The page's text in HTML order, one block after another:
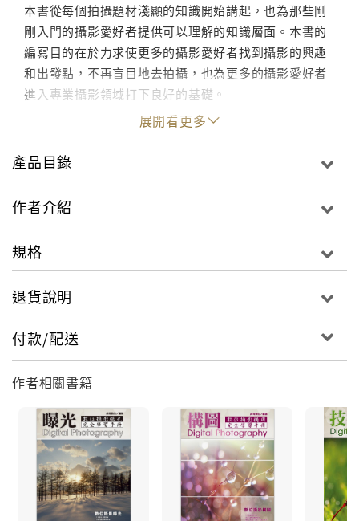
本書從每個拍攝題材淺顯的知識開始講起，也為那些剛
剛入門的攝影愛好者提供可以理解的知識層面。本書的
編寫目的在於力求使更多的攝影愛好者找到攝影的興趣
和出發點，不再盲目地去拍攝，也為更多的攝影愛好者
進入專業攝影領域打下良好的基礎。
展開看更多
產品目錄
作者介紹
規格
退貨說明
付款/配送
作者相關書籍